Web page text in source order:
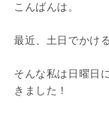
こんばんは。
最近、土日でかけ
そんな私は日曜日
きました！